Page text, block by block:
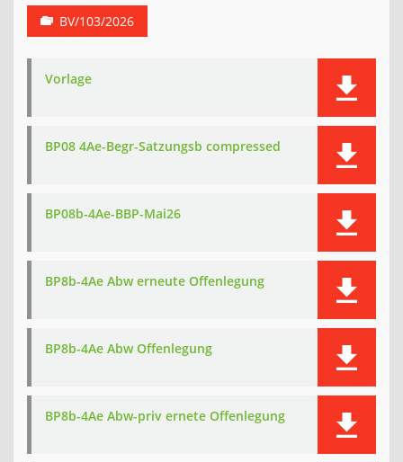
BV/103/2026
Vorlage
BP08 4Ae-Begr-Satzungsb compressed
BP08b-4Ae-BBP-Mai26
BP8b-4Ae Abw erneute Offenlegung
BP8b-4Ae Abw Offenlegung
BP8b-4Ae Abw-priv ernete Offenlegung